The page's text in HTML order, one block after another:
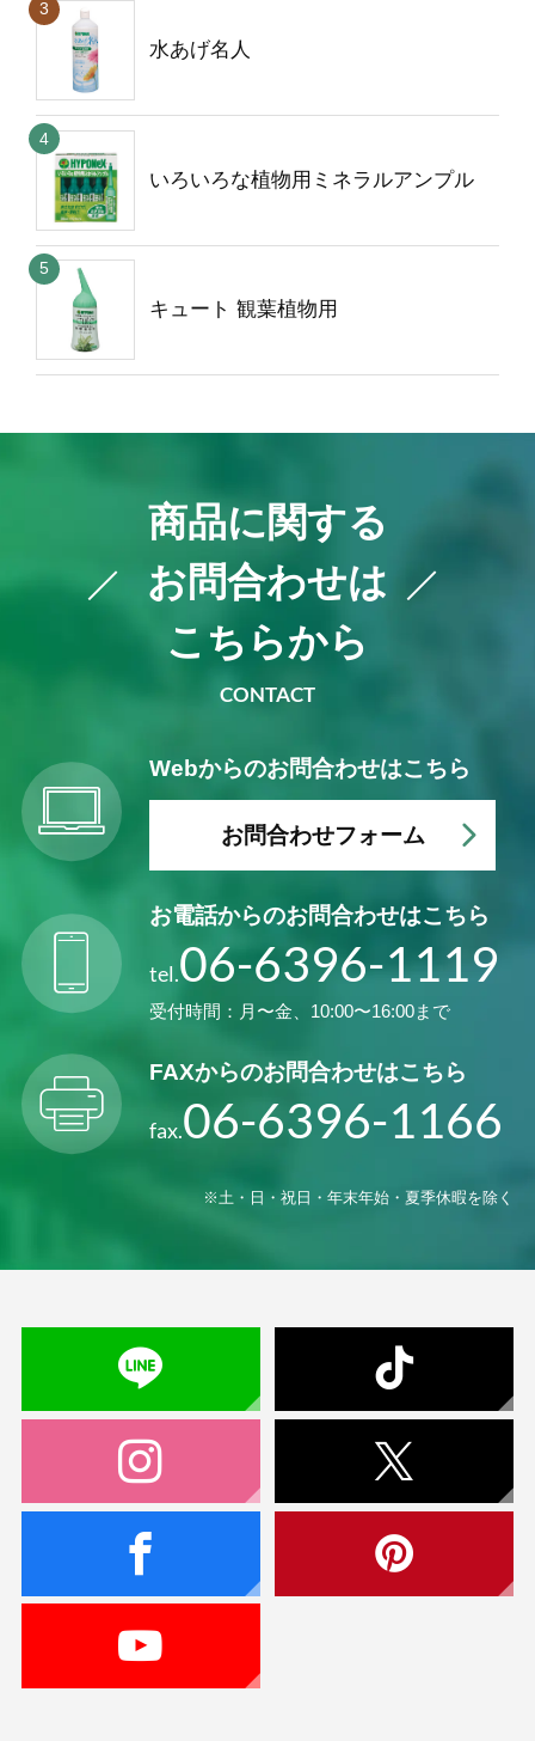
水あげ名人
いろいろな植物用ミネラルアンプル
キュート 観葉植物用
商品に関する
お問合わせは
こちらから
CONTACT
Webからのお問合わせはこちら
お問合わせフォーム
お電話からのお問合わせはこちら
tel.06-6396-1119
受付時間：月〜金、10:00〜16:00まで
FAXからのお問合わせはこちら
fax.06-6396-1166
※土・日・祝日・年末年始・夏季休暇を除く